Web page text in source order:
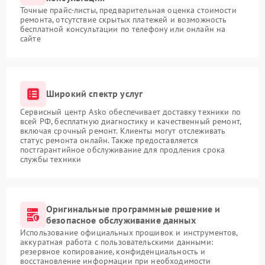
Точные прайс-листы, предварительная оценка стоимости
ремонта, отсутствие скрытых платежей и возможность
бесплатной консультации по телефону или онлайн на
сайте
Широкий спектр услуг
Сервисный центр Asko обеспечивает доставку техники по
всей РФ, бесплатную диагностику и качественный ремонт,
включая срочный ремонт. Клиенты могут отслеживать
статус ремонта онлайн. Также предоставляется
постгарантийное обслуживание для продления срока
службы техники
Оригинальные программные решение и
безопасное обслуживание данных
Использование официальных прошивок и инструментов,
аккуратная работа с пользовательскими данными:
резервное копирование, конфиденциальность и
восстановление информации при необходимости